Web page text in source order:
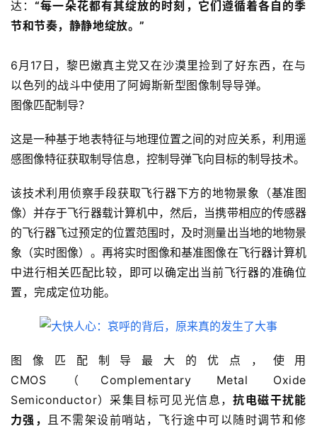
达：“每一朵花都有其绽放的时刻，它们遵循着各自的季
节和节奏，静静地绽放。”
6月17日，黎巴嫩真主党又在沙漠里捡到了好东西，在与
以色列的战斗中使用了阿姆斯新型图像制导导弹。
图像匹配制导？
这是一种基于地表特征与地理位置之间的对应关系，利用遥
感图像特征获取制导信息，控制导弹飞向目标的制导技术。
该技术利用侦察手段获取飞行器下方的地物景象（基准图
像）并存于飞行器载计算机中，然后，当携带相应的传感器
的飞行器飞过预定的位置范围时，及时测量出当地的地物景
象（实时图像）。再将实时图像和基准图像在飞行器计算机
中进行相关匹配比较，即可以确定出当前飞行器的准确位
置，完成定位功能。
图像匹配 制导最大的优点， 使用
CMOS（ Complementary Metal Oxide
Semiconductor） 采集目标可见光信息，抗电磁干扰能
力强， 且不需架设前哨站，飞行途中可以 随时调节和修